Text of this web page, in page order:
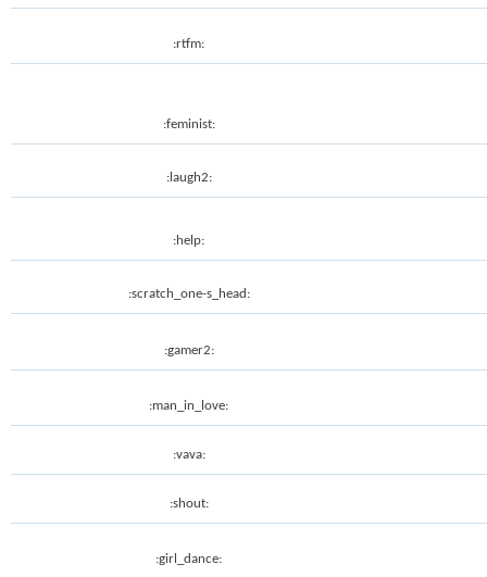
:rtfm:
:feminist:
:laugh2:
:help:
:scratch_one-s_head:
:gamer2:
:man_in_love:
:vava:
:shout:
:girl_dance: